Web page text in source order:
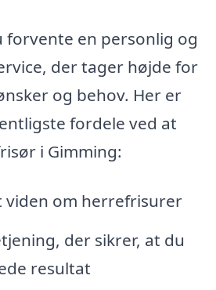
forvente en personlig og
der tager højde for
og behov. Her er
fordele ved at
i Gimming:
viden om herrefrisurer
der sikrer, at du
resultat